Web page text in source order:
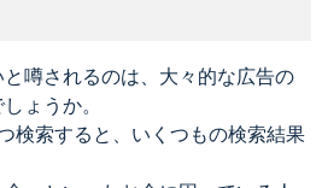
噂されるのは、大々的な広告の
ょうか。
検索すると、いくつもの検索結果